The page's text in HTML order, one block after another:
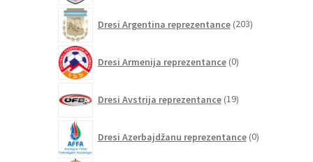
Dresi Argentina reprezentance 203izdelki
Dresi Armenija reprezentance 0izdelkov
Dresi Avstrija reprezentance 19izdelkov
Dresi Azerbajdžanu reprezentance 0izdelkov